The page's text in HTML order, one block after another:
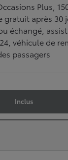
Plus,
après 30
échangé,
véhicule de
passagers
Inclus